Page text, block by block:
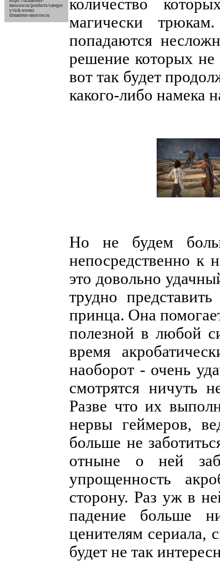
moscow.ru/products/categor
y/rick-owens
drmartens-moscow.ru
количество
магически
попадаются
решение которых
вот так будет
какого-либо намека
Но не будем
непосредственно
это довольно
трудно
принца. Она
полезной в любой
время
наоборот - очень
смотрятся ничуть
Разве что их
нервы геймеров,
больше не
отныне о ней
упрощенность
сторону. Раз уж в
падение больше
ценителям сериала,
будет не так